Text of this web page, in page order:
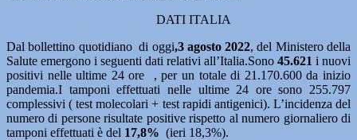
DATI ITALIA
Dal bollettino quotidiano di oggi,3 agosto 2022, del Ministero della
Salute emergono i seguenti dati relativi all’Italia.Sono 45.621 i nuovi
positivi nelle ultime 24 ore , per un totale di 21.170.600 da inizio
pandemia.I tamponi effettuati nelle ultime 24 ore sono 255.797
complessivi ( test molecolari + test rapidi antigenici). L’incidenza del
numero di persone risultate positive rispetto al numero giornaliero di
tamponi effettuati è del 17,8% (ieri 18,3%).